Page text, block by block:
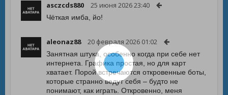
asczcds880 25 июня 2026 23:40
Чёткая имба, йо!
aleonaz88 20 февраля 2026 01:02
Занятная штука, особенно когда при себе нет
интернета. Графика простая, но для карт
хватает. Порой встречаются откровенные боты,
которые странно ведут себя – будто не
понимают, как играть. Откровенно, меня